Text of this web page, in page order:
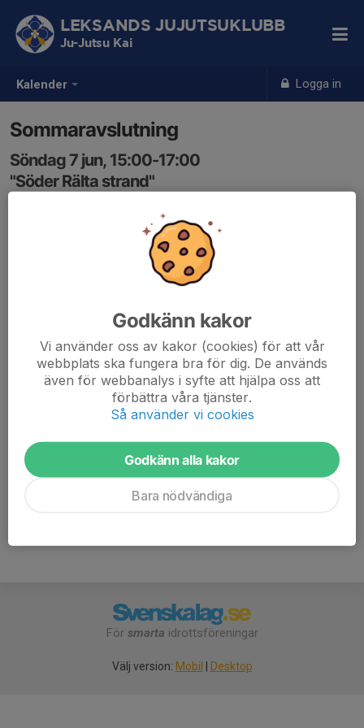
Kalender Logga in
LEKSANDS JUJUTSUKLUBB
Ju-Jutsu Kai
Sommaravslutning
Söndag 7 jun, 15:00-17:00
"Söder Rälta strand"
Traditionsenligt kör vi sommaravslutning i Söder Rälta
vid ångbåtsbryggan. Vi bjuder på lite mat och dryck och
lekar. Det kommer också finnas möjlighet att basta,
Svara senaste torsdag den 30/5 och meddela samtidigt
om ni har några allergier eller liknande. Ange även i
svaret hur många ni blir, det är ok att ta med någon
Östtjärna.
För smarta idrottsföreningar
Välj version: Mobil Desktop
Godkänn kakor
Vi använder oss av kakor (cookies) för att vår
webbplats ska fungera bra för dig. De används
även för webbanalys i syfte att hjälpa oss att
förbättra våra tjänster.
Så använder vi cookies
Godkänn alla kakor
Bara nödvändiga